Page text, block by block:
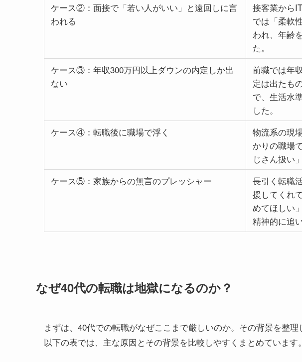
ケース②：面接で「若い人がいい」と遠回しに言
われる
接客業から
では「柔軟
われ、年齢
た。
ケース③：年収300万円以上ダウンの内定しか出
ない
前職では年
定は出たも
で、生活水
した。
ケース④：転職後に職場で浮く
物流系の現
かりの職場
じさん扱い
ケース⑤：家族からの無言のプレッシャー
長引く転職
援してくれ
めてほしい
精神的に追
なぜ40代の転職は地獄になるのか？
まずは、40代での転職がなぜここまで厳しいのか。その背景を整理
以下の表では、主な原因とその背景を比較しやすくまとめています。